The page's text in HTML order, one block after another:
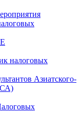
налоговых
Азиатского-